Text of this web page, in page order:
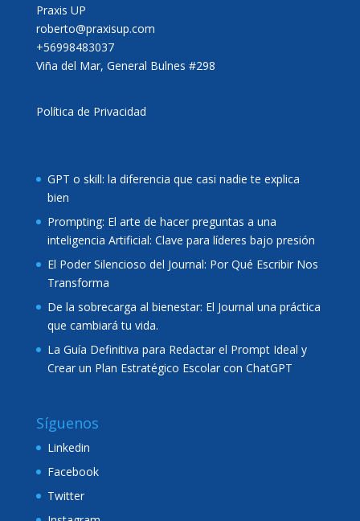
Praxis UP
roberto@praxisup.com
+56998483037
Viña del Mar, General Bulnes #298
Política de Privacidad
GPT o skill: la diferencia que casi nadie te explica
bien
Prompting: El arte de hacer preguntas a una
inteligencia Artificial: Clave para líderes bajo presión
El Poder Silencioso del Journal: Por Qué Escribir Nos
Transforma
De la sobrecarga al bienestar: El Journal una práctica
que cambiará tu vida.
La Guía Definitiva para Redactar el Prompt Ideal y
Crear un Plan Estratégico Escolar con ChatGPT
Síguenos
Linkedin
Facebook
Twitter